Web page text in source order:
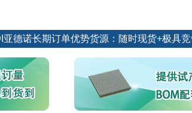
亚德诺长期订单优势货源：随时现货+极具